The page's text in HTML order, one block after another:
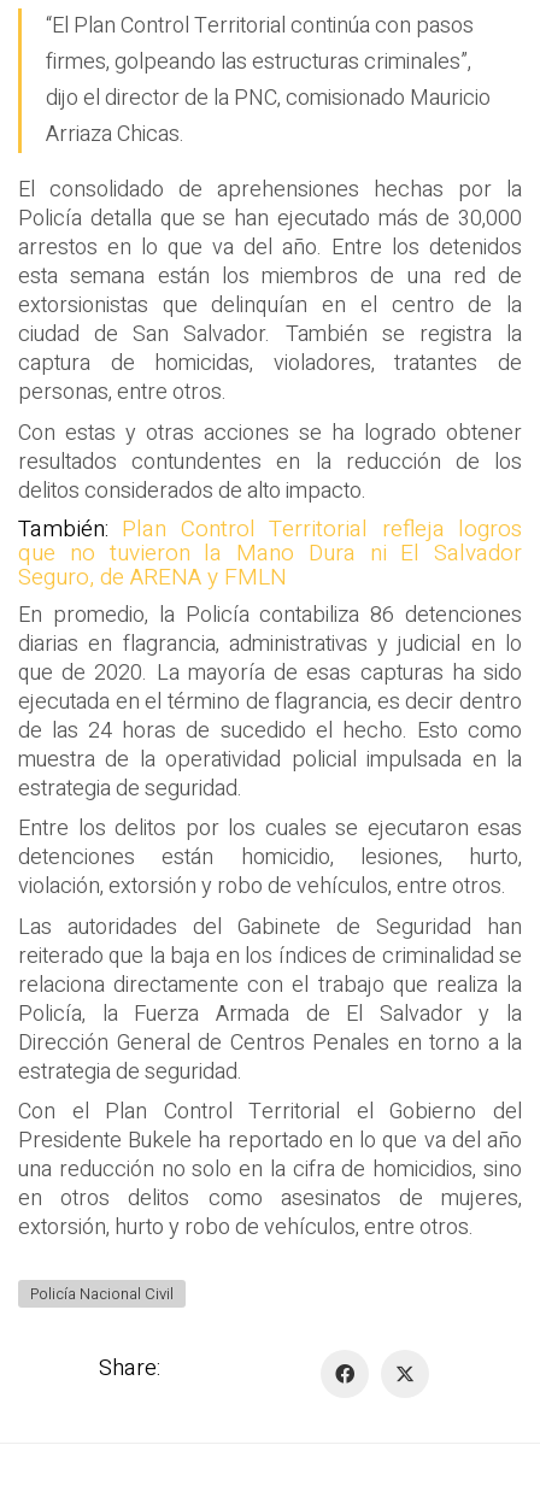
“El Plan Control Territorial continúa con pasos
firmes, golpeando las estructuras criminales”,
dijo el director de la PNC, comisionado Mauricio
Arriaza Chicas.
El consolidado de aprehensiones hechas por la
Policía detalla que se han ejecutado más de 30,000
arrestos en lo que va del año. Entre los detenidos
esta semana están los miembros de una red de
extorsionistas que delinquían en el centro de la
ciudad de San Salvador. También se registra la
captura de homicidas, violadores, tratantes de
personas, entre otros.
Con estas y otras acciones se ha logrado obtener
resultados contundentes en la reducción de los
delitos considerados de alto impacto.
También: Plan Control Territorial refleja logros
que no tuvieron la Mano Dura ni El Salvador
Seguro, de ARENA y FMLN
En promedio, la Policía contabiliza 86 detenciones
diarias en flagrancia, administrativas y judicial en lo
que de 2020. La mayoría de esas capturas ha sido
ejecutada en el término de flagrancia, es decir dentro
de las 24 horas de sucedido el hecho. Esto como
muestra de la operatividad policial impulsada en la
estrategia de seguridad.
Entre los delitos por los cuales se ejecutaron esas
detenciones están homicidio, lesiones, hurto,
violación, extorsión y robo de vehículos, entre otros.
Las autoridades del Gabinete de Seguridad han
reiterado que la baja en los índices de criminalidad se
relaciona directamente con el trabajo que realiza la
Policía, la Fuerza Armada de El Salvador y la
Dirección General de Centros Penales en torno a la
estrategia de seguridad.
Con el Plan Control Territorial el Gobierno del
Presidente Bukele ha reportado en lo que va del año
una reducción no solo en la cifra de homicidios, sino
en otros delitos como asesinatos de mujeres,
extorsión, hurto y robo de vehículos, entre otros.
Policía Nacional Civil
Share: